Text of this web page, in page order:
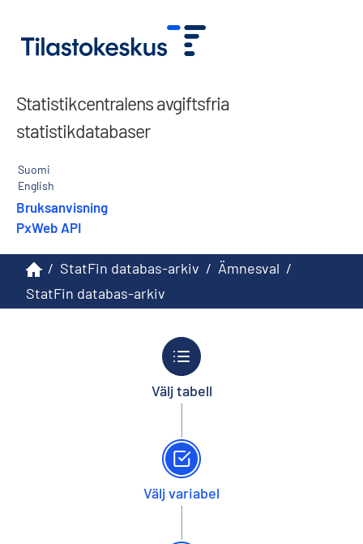
Statistikcentralens avgiftsfria
statistikdatabaser
Suomi
English
Bruksanvisning
PxWeb API
/ StatFin databas-arkiv / Ämnesval /
StatFin databas-arkiv
Välj tabell
Välj variabel